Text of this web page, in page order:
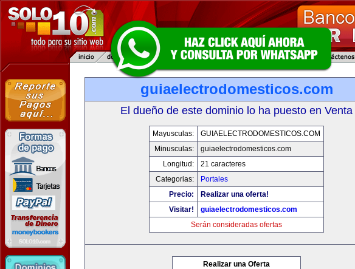
guiaelectrodomesticos.com
El dueño de este dominio lo ha puesto en Venta
Mayusculas:
GUIAELECTRODOMESTICOS.COM
Minusculas:
guiaelectrodomesticos.com
Longitud:
21 caracteres
Categorias:
Portales
Precio:
Realizar una oferta!
Visitar!
guiaelectrodomesticos.com
Serán consideradas ofertas
Realizar una Oferta